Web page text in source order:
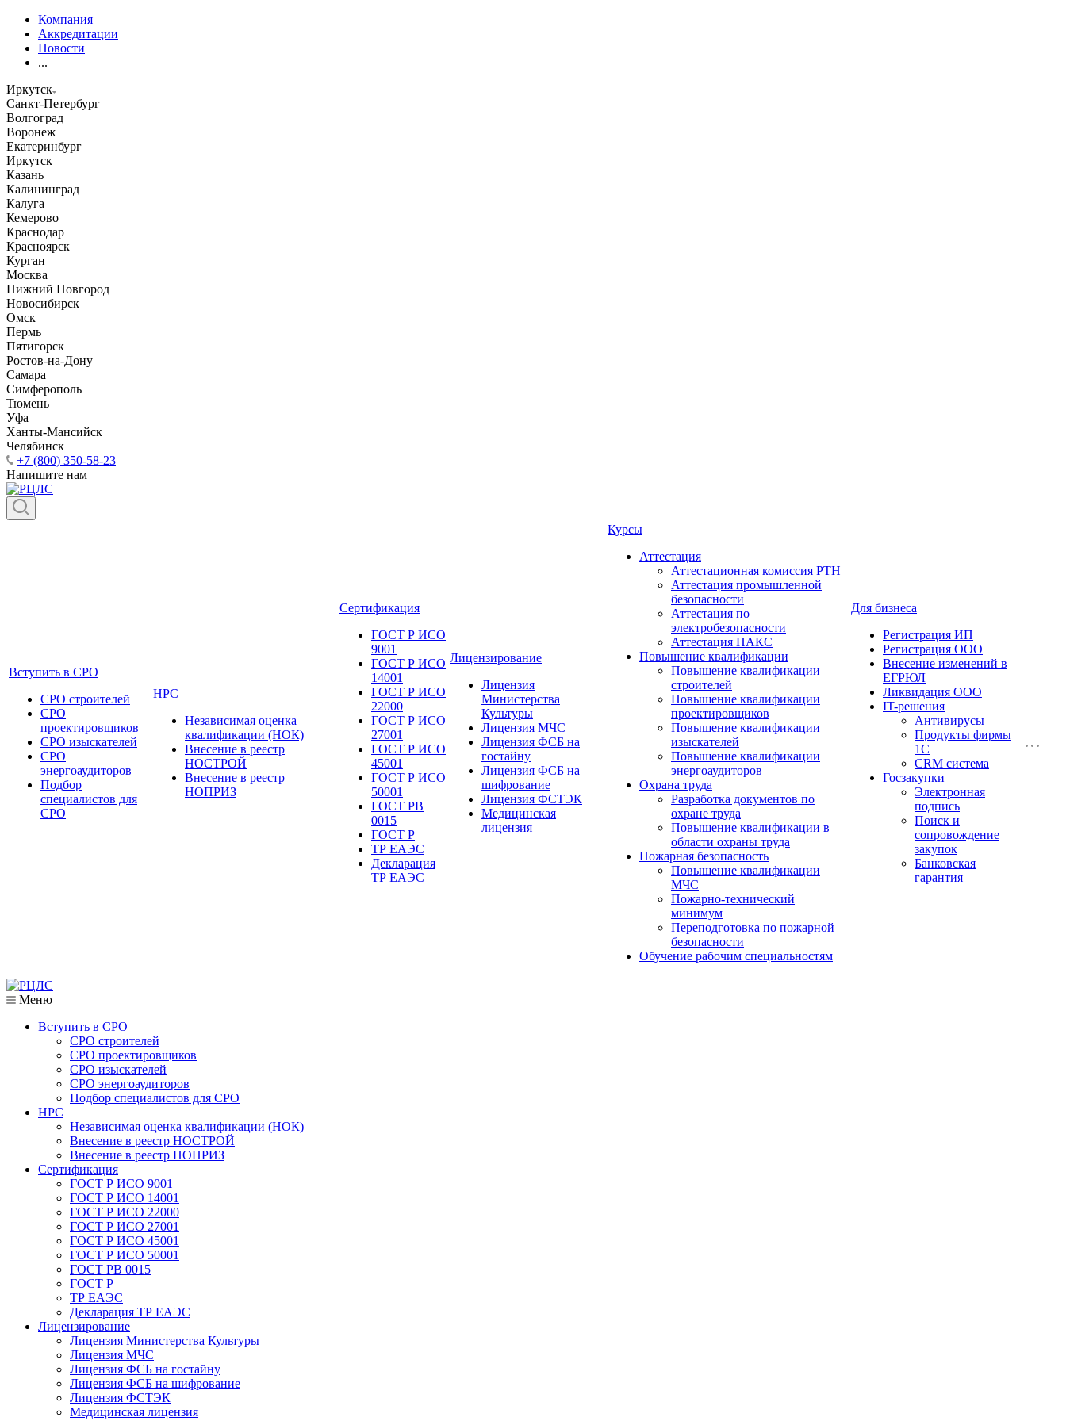
Компания
Аккредитации
Новости
...
Иркутск
Санкт-Петербург
Волгоград
Воронеж
Екатеринбург
Иркутск
Казань
Калининград
Калуга
Кемерово
Краснодар
Красноярск
Курган
Москва
Нижний Новгород
Новосибирск
Омск
Пермь
Пятигорск
Ростов-на-Дону
Самара
Симферополь
Тюмень
Уфа
Ханты-Мансийск
Челябинск
+7 (800) 350-58-23
Напишите нам
Вступить в СРО
СРО строителей
СРО
проектировщиков
СРО изыскателей
СРО
энергоаудиторов
Подбор
специалистов для
СРО
НРС
Независимая оценка
квалификации (НОК)
Внесение в реестр
НОСТРОЙ
Внесение в реестр
НОПРИЗ
Сертификация
ГОСТ Р ИСО
9001
ГОСТ Р ИСО
14001
ГОСТ Р ИСО
22000
ГОСТ Р ИСО
27001
ГОСТ Р ИСО
45001
ГОСТ Р ИСО
50001
ГОСТ РВ
0015
ГОСТ Р
ТР ЕАЭС
Декларация
ТР ЕАЭС
Лицензирование
Лицензия
Министерства
Культуры
Лицензия МЧС
Лицензия ФСБ на
гостайну
Лицензия ФСБ на
шифрование
Лицензия ФСТЭК
Медицинская
лицензия
Курсы
Аттестация
Аттестационная комиссия РТН
Аттестация промышленной
безопасности
Аттестация по
электробезопасности
Аттестация НАКС
Повышение квалификации
Повышение квалификации
строителей
Повышение квалификации
проектировщиков
Повышение квалификации
изыскателей
Повышение квалификации
энергоаудиторов
Охрана труда
Разработка документов по
охране труда
Повышение квалификации в
области охраны труда
Пожарная безопасность
Повышение квалификации
МЧС
Пожарно-технический
минимум
Переподготовка по пожарной
безопасности
Обучение рабочим специальностям
Для бизнеса
Регистрация ИП
Регистрация ООО
Внесение изменений в
ЕГРЮЛ
Ликвидация ООО
IT-решения
Антивирусы
Продукты фирмы
1C
CRM система
Госзакупки
Электронная
подпись
Поиск и
сопровождение
закупок
Банковская
гарантия
Меню
Вступить в СРО
СРО строителей
СРО проектировщиков
СРО изыскателей
СРО энергоаудиторов
Подбор специалистов для СРО
НРС
Независимая оценка квалификации (НОК)
Внесение в реестр НОСТРОЙ
Внесение в реестр НОПРИЗ
Сертификация
ГОСТ Р ИСО 9001
ГОСТ Р ИСО 14001
ГОСТ Р ИСО 22000
ГОСТ Р ИСО 27001
ГОСТ Р ИСО 45001
ГОСТ Р ИСО 50001
ГОСТ РВ 0015
ГОСТ Р
ТР ЕАЭС
Декларация ТР ЕАЭС
Лицензирование
Лицензия Министерства Культуры
Лицензия МЧС
Лицензия ФСБ на гостайну
Лицензия ФСБ на шифрование
Лицензия ФСТЭК
Медицинская лицензия